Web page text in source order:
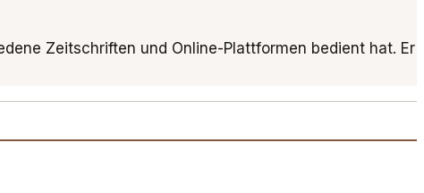
Zeitschriften und Online-Plattformen bedient hat. Er